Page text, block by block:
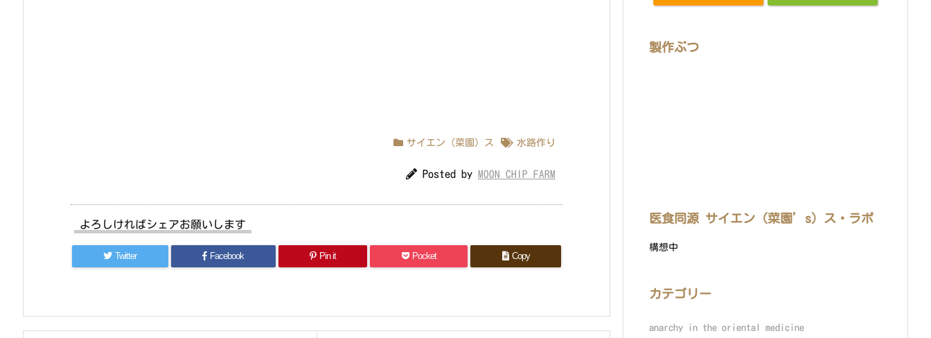
サイエン（菜園）ス 水路作り
Posted by MOON CHIP FARM
よろしければシェアお願いします
Twitter Facebook Pin it Pocket Copy
製作ぶつ
医食同源 サイエン（菜園’s）ス・ラボ
構想中
カテゴリー
anarchy in the oriental medicine